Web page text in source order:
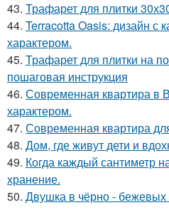
43. Трафарет для плитки
44. Terracotta Oasis: дизайн с
характером.
45. Трафарет для плитки на
пошаговая инструкция
46. Современная квартира в
характером.
47. Современная квартира
48. Дом, где живут дети и
49. Когда каждый сантиметр
хранение.
50. Двушка в чёрно - бежевых